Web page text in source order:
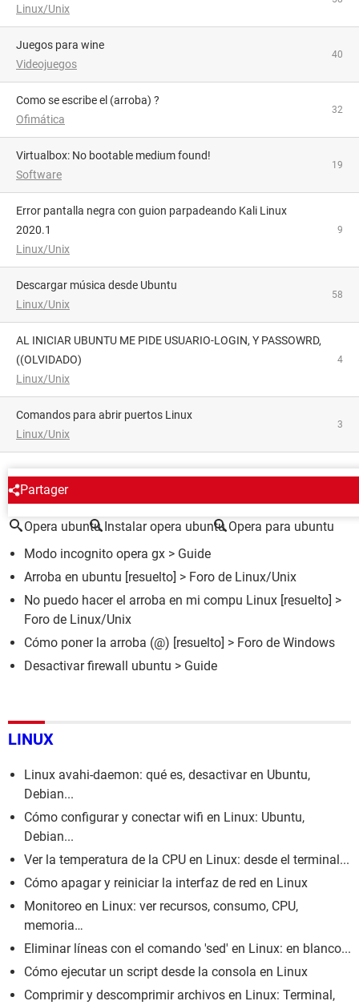
Linux/Unix
juegos para wine
Videojuegos
40
Como se escribe el (arroba) ?
Ofimática
32
Virtualbox: No bootable medium found!
Software
19
Error pantalla negra con guion parpadeando Kali Linux
2020.1
Linux/Unix
9
Descargar música desde Ubuntu
Linux/Unix
58
AL INICIAR UBUNTU ME PIDE USUARIO-LOGIN, Y PASSOWRD,
((OLVIDADO)
Linux/Unix
4
Comandos para abrir puertos Linux
Linux/Unix
3
Partager
ALREDEDOR DEL MISMO TEMA
Opera ubuntu Instalar opera ubuntu Opera para ubuntu
Modo incognito opera gx > Guide
Arroba en ubuntu [resuelto] > Foro de Linux/Unix
No puedo hacer el arroba en mi compu Linux [resuelto] >
Foro de Linux/Unix
Cómo poner la arroba (@) [resuelto] > Foro de Windows
Desactivar firewall ubuntu > Guide
LINUX
Linux avahi-daemon: qué es, desactivar en Ubuntu,
Debian...
Cómo configurar y conectar wifi en Linux: Ubuntu,
Debian...
Ver la temperatura de la CPU en Linux: desde el terminal...
Cómo apagar y reiniciar la interfaz de red en Linux
Monitoreo en Linux: ver recursos, consumo, CPU,
memoria…
Eliminar líneas con el comando 'sed' en Linux: en blanco...
Cómo ejecutar un script desde la consola en Linux
Comprimir y descomprimir archivos en Linux: Terminal,